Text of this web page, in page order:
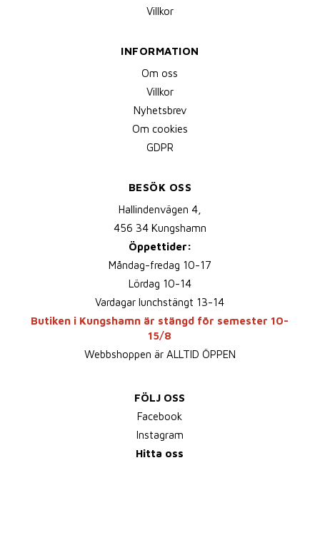
Villkor
INFORMATION
Om oss
Villkor
Nyhetsbrev
Om cookies
GDPR
BESÖK OSS
Hallindenvägen 4,
456 34 Kungshamn
Öppettider:
Måndag-fredag 10-17
Lördag 10-14
Vardagar lunchstängt 13-14
Butiken i Kungshamn är stängd för semester 10-
15/8
Webbshoppen är ALLTID ÖPPEN
FÖLJ OSS
Facebook
Instagram
Hitta oss